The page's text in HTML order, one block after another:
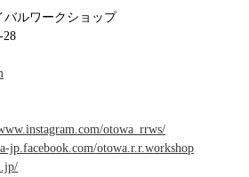
バルワークショップ
28
otowa_rrws/
jp.facebook.com/otowa.r.r.workshop